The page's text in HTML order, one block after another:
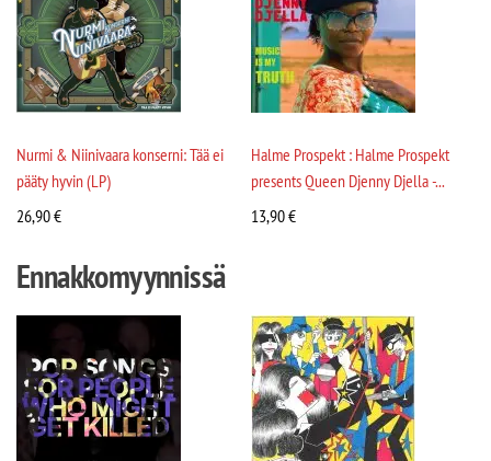
Nurmi & Niinivaara konserni: Tää ei
pääty hyvin (LP)
26,90€
Halme Prospekt : Halme Prospekt
presents Queen Djenny Djella -...
13,90€
Ennakkomyynnissä